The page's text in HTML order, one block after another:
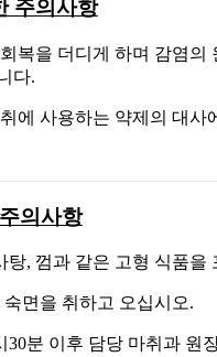
주의사항
복을 더디게 하며 감염
다.
에 사용하는 약제의 대
의사항
탕, 껌과 같은 고형 식품
면을 취하고 오십시오.
30분 이후 담당 마취과 원